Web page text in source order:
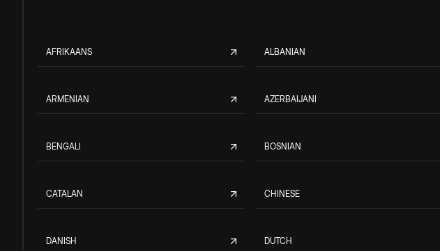
AFRIKAANS ALBANIAN
ARMENIAN AZERBAIJANI
BENGALI BOSNIAN
CATALAN CHINESE
DANISH DUTCH